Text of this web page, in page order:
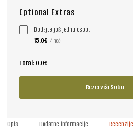
Opis Dodatne informacije Recenzije
Optional Extras
Dodajte još jednu osobu
15.0€ / noć
Total: 0.0€
Rezerviši Sobu